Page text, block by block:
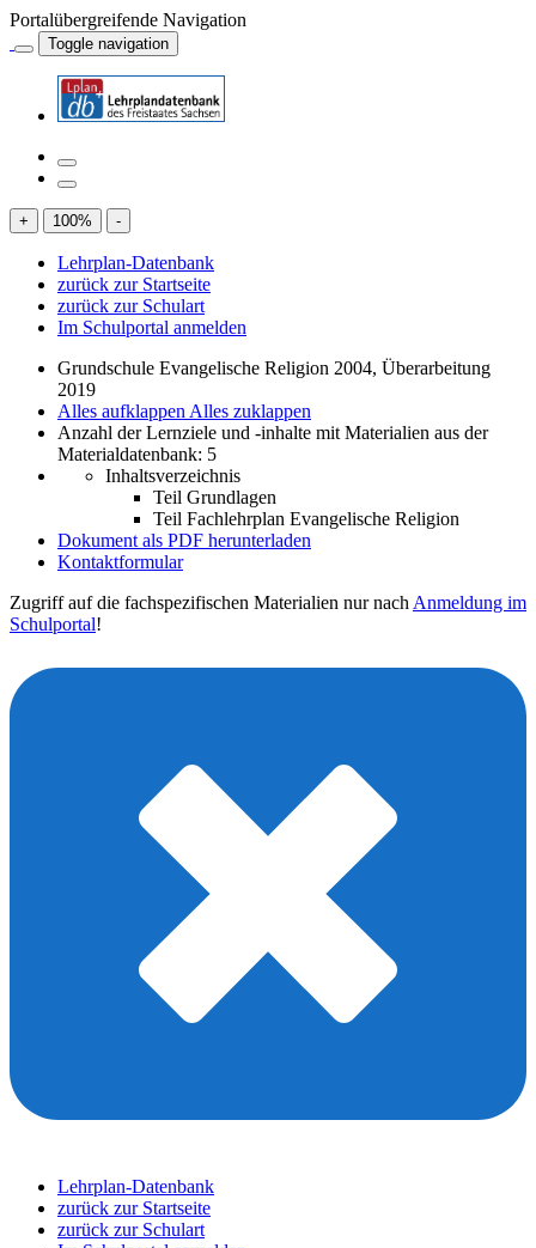
Portalübergreifende Navigation
Toggle navigation
+ 100% -
Lehrplan-Datenbank
zurück zur Startseite
zurück zur Schulart
Im Schulportal anmelden
Grundschule Evangelische Religion 2004, Überarbeitung
2019
Alles aufklappen Alles zuklappen
Anzahl der Lernziele und -inhalte mit Materialien aus der
Materialdatenbank: 5
Inhaltsverzeichnis
Teil Grundlagen
Teil Fachlehrplan Evangelische Religion
Dokument als PDF herunterladen
Kontaktformular
Zugriff auf die fachspezifischen Materialien nur nach Anmeldung im
Schulportal!
Lehrplan-Datenbank
zurück zur Startseite
zurück zur Schulart